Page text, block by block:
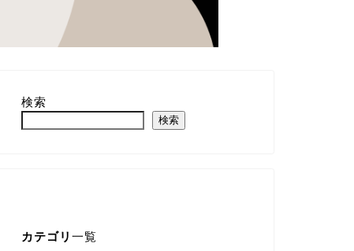
検索
検索
カテゴリ 一覧